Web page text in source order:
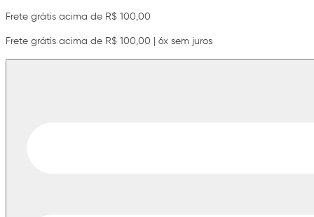
Frete grátis acima de R$ 100,00
Frete grátis acima de R$ 100,00 | 6x sem juros